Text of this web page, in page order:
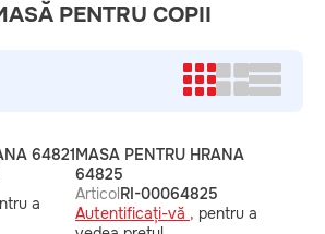
PENTRU COPII
64821
a
MASA PENTRU HRANA
64825
ArticolRI-00064825
Autentificați-vă , pentru a